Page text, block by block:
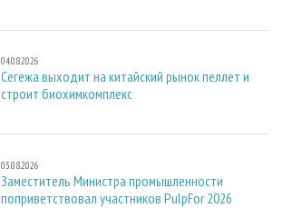
04.08.2026
Сегежа выходит на китайский рынок пеллет и
строит биохимкомплекс
03.08.2026
Заместитель Министра промышленности
поприветствовал участников PulpFor 2026